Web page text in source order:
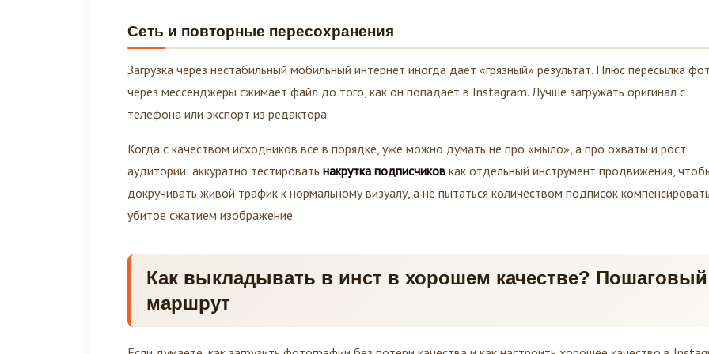
Сеть и повторные пересохранения
Загрузка через нестабильный мобильный интернет иногда дает «грязный» результат. Плюс пересылка
через мессенджеры сжимает файл до того, как он попадает в Instagram. Лучше загружать оригинал с
телефона или экспорт из редактора.
Когда с качеством исходников всё в порядке, уже можно думать не про «мыло», а про охваты и рост
аудитории: аккуратно тестировать накрутка подписчиков как отдельный инструмент продвижения,
докручивать живой трафик к нормальному визуалу, а не пытаться количеством подписок компенсировать
убитое сжатием изображение.
Как выкладывать в инст в хорошем качестве? Пошаговый
маршрут